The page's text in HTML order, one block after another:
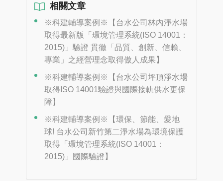
相關文章
※科建輔導案例※【台水公司林內淨水場
取得最新版「環境管理系統(ISO 14001：
2015)」驗證 貫徹「品質、創新、信賴、
專業」之經營理念取得傲人成果】
※科建輔導案例※【台水公司坪頂淨水場
取得ISO 14001驗證與國際接軌供水更保
障】
※科建輔導案例※【環保、節能、愛地
球! 台水公司新竹第二淨水場為環境保護
取得「環境管理系統(ISO 14001：
2015)」國際驗證】